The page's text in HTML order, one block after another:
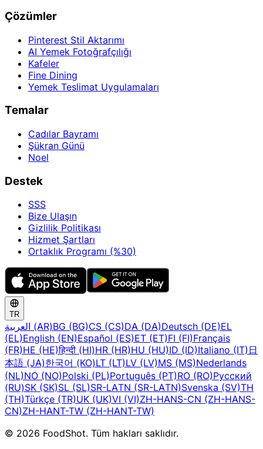
Çözümler
Pinterest Stil Aktarımı
AI Yemek Fotoğrafçılığı
Kafeler
Fine Dining
Yemek Teslimat Uygulamaları
Temalar
Cadılar Bayramı
Şükran Günü
Noel
Destek
SSS
Bize Ulaşın
Gizlilik Politikası
Hizmet Şartları
Ortaklık Programı (%30)
TR
العربية (AR)BG (BG)CS (CS)DA (DA)Deutsch (DE)EL
(EL)English (EN)Español (ES)ET (ET)FI (FI)Français
(FR)HE (HE)हिन्दी (HI)HR (HR)HU (HU)ID (ID)Italiano (IT) 日
本語 (JA)한국어 (KO)LT (LT)LV (LV)MS (MS)Nederlands
(NL)NO (NO)Polski (PL)Português (PT)RO (RO)Русский
(RU)SK (SK)SL (SL)SR-LATN (SR-LATN)Svenska (SV)TH
(TH)Türkçe (TR)UK (UK)VI (VI)ZH-HANS-CN (ZH-HANS-
CN)ZH-HANT-TW (ZH-HANT-TW)
© 2026 FoodShot. Tüm hakları saklıdır.